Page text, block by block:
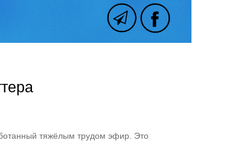
тяжёлым трудом эфир. Это